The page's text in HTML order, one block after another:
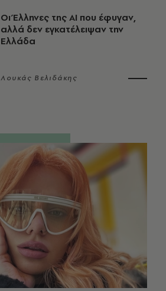
Οι Έλληνες της ΑΙ που έφυγαν,
αλλά δεν εγκατέλειψαν την
Ελλάδα
Λουκάς Βελιδάκης